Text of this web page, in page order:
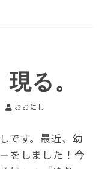
る。
おおにし
です。最近、幼
をしました！今